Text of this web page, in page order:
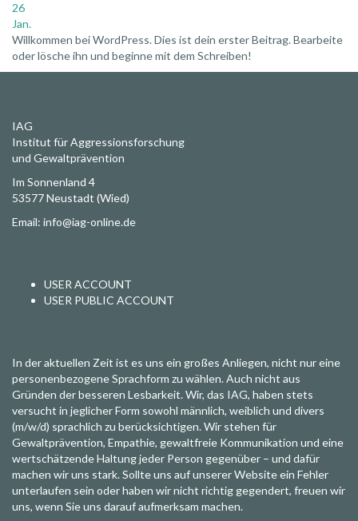
26
Jan.
Willkommen bei WordPress. Dies ist dein erster Beitrag. Bearbeite
oder lösche ihn und beginne mit dem Schreiben!
IAG
Institut für Aggressionsforschung
und Gewaltprävention
Im Sonnenland 4
53577 Neustadt (Wied)
Email: info@iag-online.de
USER ACCOUNT
USER PUBLIC ACCOUNT
In der aktuellen Zeit ist es uns ein großes Anliegen, nicht nur eine
personenbezogene Sprachform zu wählen. Auch nicht aus
Gründen der besseren Lesbarkeit. Wir, das IAG, haben stets
versucht in jeglicher Form sowohl männlich, weiblich und divers
(m/w/d) sprachlich zu berücksichtigen. Wir stehen für
Gewaltprävention, Empathie, gewaltfreie Kommunikation und eine
wertschätzende Haltung jeder Person gegenüber – und dafür
machen wir uns stark. Sollte uns auf unserer Website ein Fehler
unterlaufen sein oder haben wir nicht richtig gegendert, freuen wir
uns, wenn Sie uns darauf aufmerksam machen.